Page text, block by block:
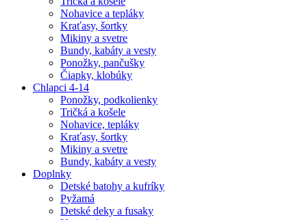
Nohavice a tepláky
Kraťasy, šortky
Mikiny a svetre
Bundy, kabáty a vesty
Ponožky, pančušky
Čiapky, klobúky
Chlapci 4-14
Ponožky, podkolienky
Tričká a košele
Nohavice, tepláky
Kraťasy, šortky
Mikiny a svetre
Bundy, kabáty a vesty
Doplnky
Detské batohy a kufríky
Pyžamá
Detské deky a fusaky